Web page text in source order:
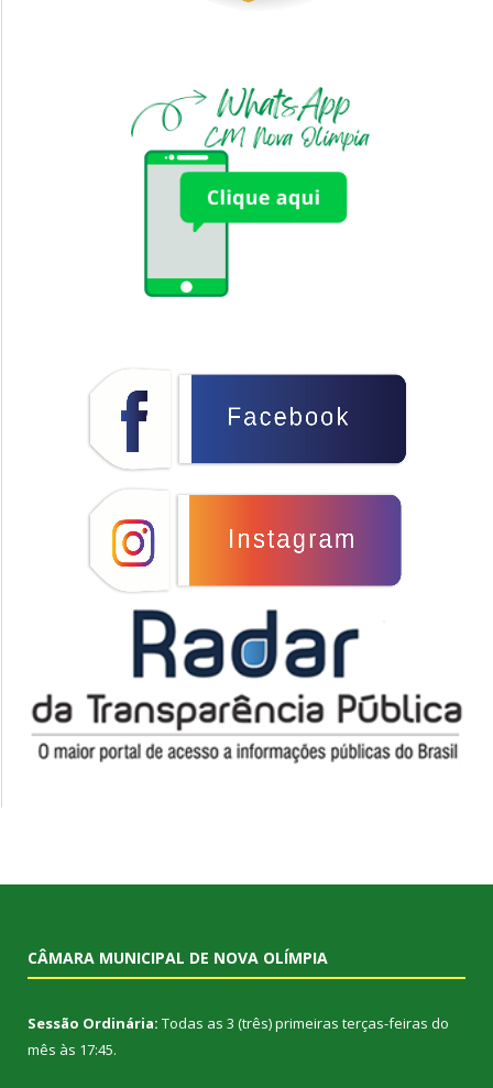
CÂMARA MUNICIPAL DE NOVA OLÍMPIA
Sessão Ordinária: Todas as 3 (três) primeiras terças-feiras do
mês às 17:45.